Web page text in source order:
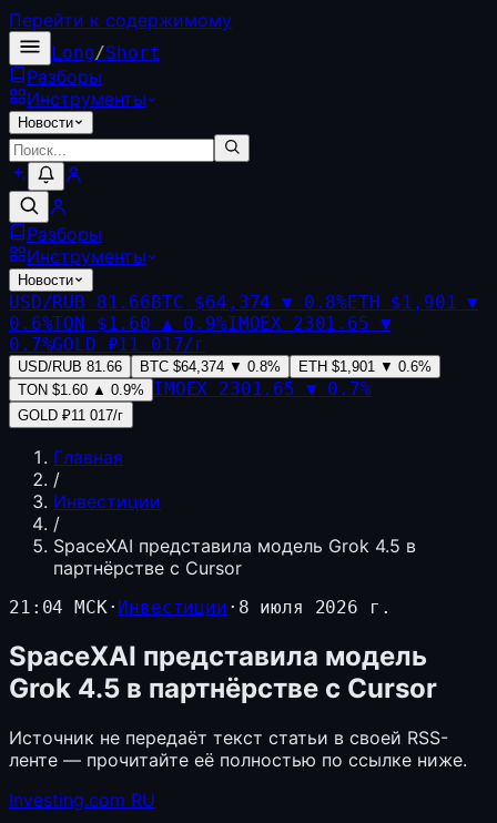
Перейти к содержимому
Long/Short
Разборы
Инструменты
Новости
Разборы
Инструменты
Новости
USD/RUB 81.66BTC $64,374 ▼ 0.8%ETH $1,901 ▼
0.6%TON $1.60 ▲ 0.9%IMOEX 2301.65 ▼
0.7%GOLD ₽11 017/г
USD/RUB 81.66 BTC $64,374 ▼ 0.8% ETH $1,901 ▼ 0.6%
TON $1.60 ▲ 0.9% IMOEX 2301.65 ▼ 0.7%
GOLD ₽11 017/г
Главная
/
Инвестиции
/
SpaceXAI представила модель Grok 4.5 в
партнёрстве с Cursor
21:04 МСК· Инвестиции · 8 июля 2026 г.
SpaceXAI представила модель
Grok 4.5 в партнёрстве с Cursor
Источник не передаёт текст статьи в своей RSS-
ленте — прочитайте её полностью по ссылке ниже.
Investing.com RU